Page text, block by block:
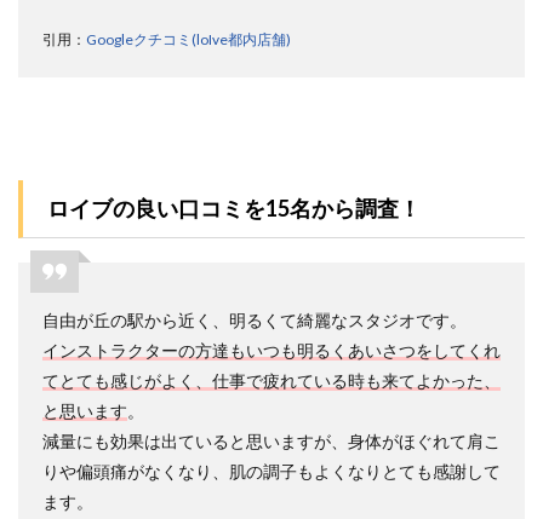
ブは途
持費は
です
か？
10.3
ブを辞
める時
はどう
すれば
いいで
すか？
10.4
引用： Googleクチコミ(loIve都内店舗)
ロイブの良い口コミを15名から調査！
自由が丘の駅から近く、明るくて綺麗なスタジオです。
インストラクターの方達もいつも明るくあいさつをしてくれ
てとても感じがよく、仕事で疲れている時も来てよかった、
と思います。
減量にも効果は出ていると思いますが、身体がほぐれて肩こ
りや偏頭痛がなくなり、肌の調子もよくなりとても感謝して
ます。